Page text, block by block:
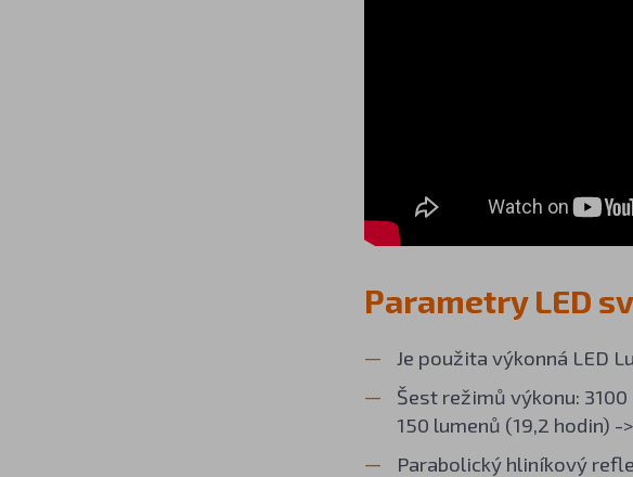
Parametry LED
Je použita výkonná LED
Šest režimů výkonu:
150 lumenů (19,2 hodin)
Parabolický hliníkový